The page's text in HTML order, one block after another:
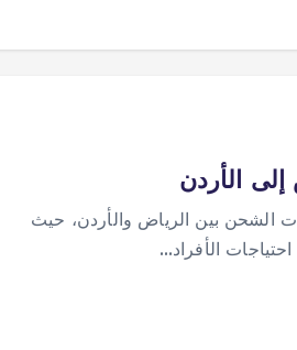
الأردن
الشحن بين الرياض والأردن، حيث
الأفراد…